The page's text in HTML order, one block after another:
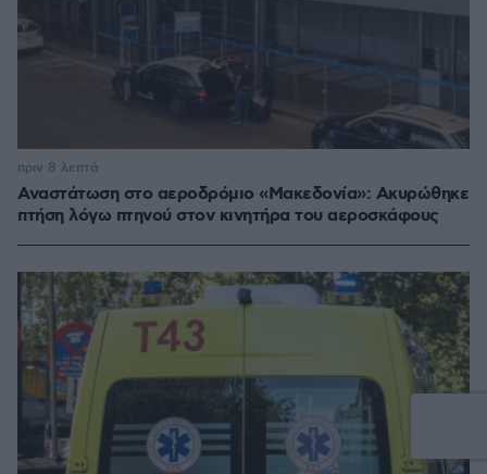
Αναστάτωση στο αεροδρόμιο «Μακεδονία»: Ακυρώθηκε
πτήση λόγω πτηνού στον κινητήρα του αεροσκάφους
πριν 8 λεπτά